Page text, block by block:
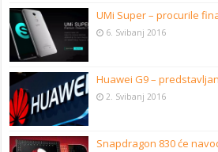
UMi Super – procurile
6. Svibanj 2016
Huawei G9 –
2. Svibanj 2016
Snapdragon 830 će